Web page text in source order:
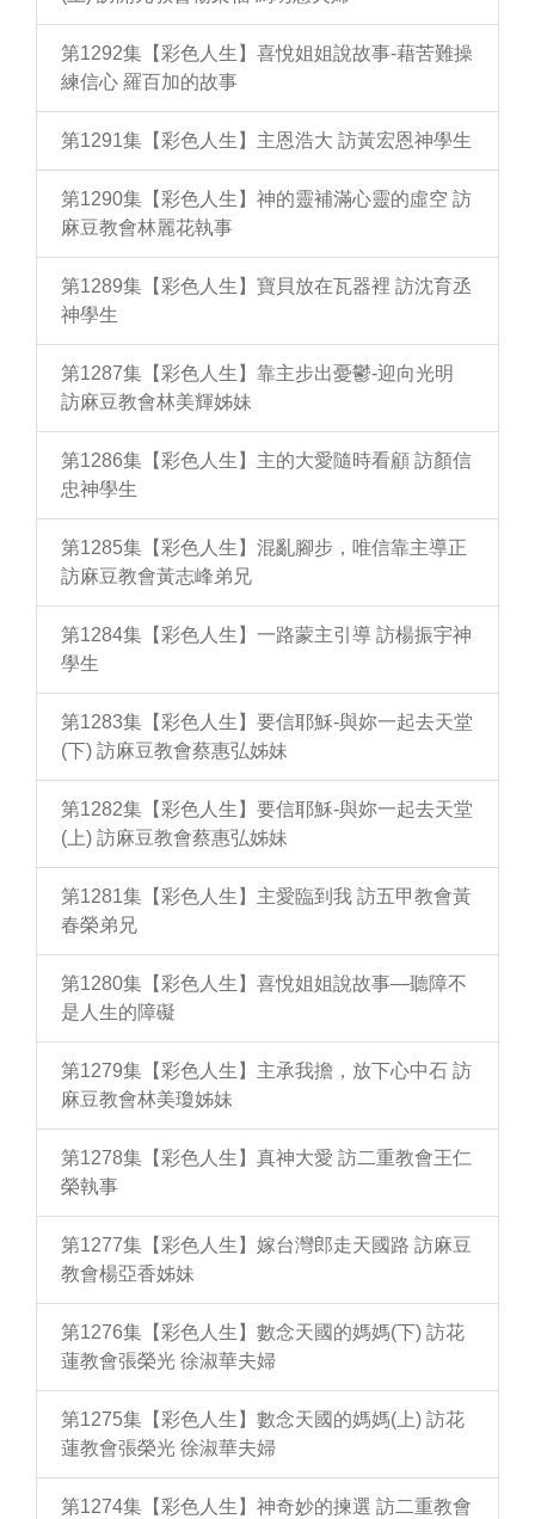
第1292集【彩色人生】喜悅姐姐說故事-藉苦難操
練信心 羅百加的故事
第1291集【彩色人生】主恩浩大 訪黃宏恩神學生
第1290集【彩色人生】神的靈補滿心靈的虛空 訪
麻豆教會林麗花執事
第1289集【彩色人生】寶貝放在瓦器裡 訪沈育丞
神學生
第1287集【彩色人生】靠主步出憂鬱-迎向光明
訪麻豆教會林美輝姊妹
第1286集【彩色人生】主的大愛隨時看顧 訪顏信
忠神學生
第1285集【彩色人生】混亂腳步，唯信靠主導正
訪麻豆教會黃志峰弟兄
第1284集【彩色人生】一路蒙主引導 訪楊振宇神
學生
第1283集【彩色人生】要信耶穌-與妳一起去天堂
(下) 訪麻豆教會蔡惠弘姊妹
第1282集【彩色人生】要信耶穌-與妳一起去天堂
(上) 訪麻豆教會蔡惠弘姊妹
第1281集【彩色人生】主愛臨到我 訪五甲教會黃
春榮弟兄
第1280集【彩色人生】喜悅姐姐說故事—聽障不
是人生的障礙
第1279集【彩色人生】主承我擔，放下心中石 訪
麻豆教會林美瓊姊妹
第1278集【彩色人生】真神大愛 訪二重教會王仁
榮執事
第1277集【彩色人生】嫁台灣郎走天國路 訪麻豆
教會楊亞香姊妹
第1276集【彩色人生】數念天國的媽媽(下) 訪花
蓮教會張榮光 徐淑華夫婦
第1275集【彩色人生】數念天國的媽媽(上) 訪花
蓮教會張榮光 徐淑華夫婦
第1274集【彩色人生】神奇妙的揀選 訪二重教會